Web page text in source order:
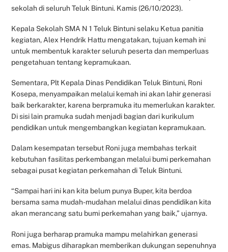
sekolah di seluruh Teluk Bintuni. Kamis (26/10/2023).
Kepala Sekolah SMA N 1 Teluk Bintuni selaku Ketua panitia
kegiatan, Alex Hendrik Hattu mengatakan, tujuan kemah ini
untuk membentuk karakter seluruh peserta dan memperluas
pengetahuan tentang kepramukaan.
Sementara, Plt Kepala Dinas Pendidikan Teluk Bintuni, Roni
Kosepa, menyampaikan melalui kemah ini akan lahir generasi
baik berkarakter, karena berpramuka itu memerlukan karakter.
Di sisi lain pramuka sudah menjadi bagian dari kurikulum
pendidikan untuk mengembangkan kegiatan kepramukaan.
Dalam kesempatan tersebut Roni juga membahas terkait
kebutuhan fasilitas perkembangan melalui bumi perkemahan
sebagai pusat kegiatan perkemahan di Teluk Bintuni.
“Sampai hari ini kan kita belum punya Buper, kita berdoa
bersama sama mudah-mudahan melalui dinas pendidikan kita
akan merancang satu bumi perkemahan yang baik,” ujarnya.
Roni juga berharap pramuka mampu melahirkan generasi
emas. Mabigus diharapkan memberikan dukungan sepenuhnya